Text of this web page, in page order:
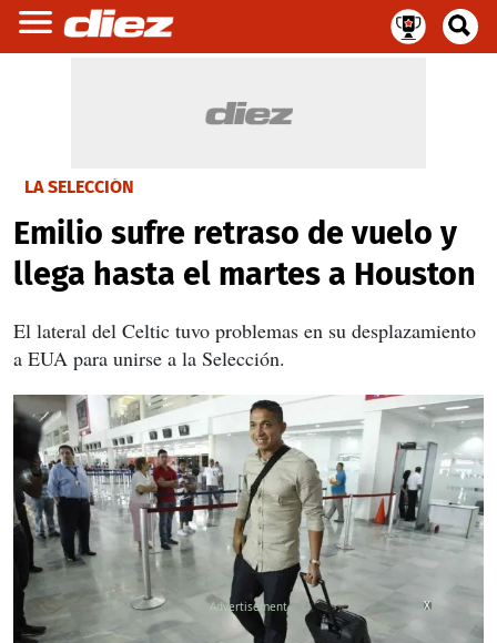
LA SELECCIÓN
Emilio sufre retraso de vuelo y
llega hasta el martes a Houston
El lateral del Celtic tuvo problemas en su desplazamiento
a EUA para unirse a la Selección.
X